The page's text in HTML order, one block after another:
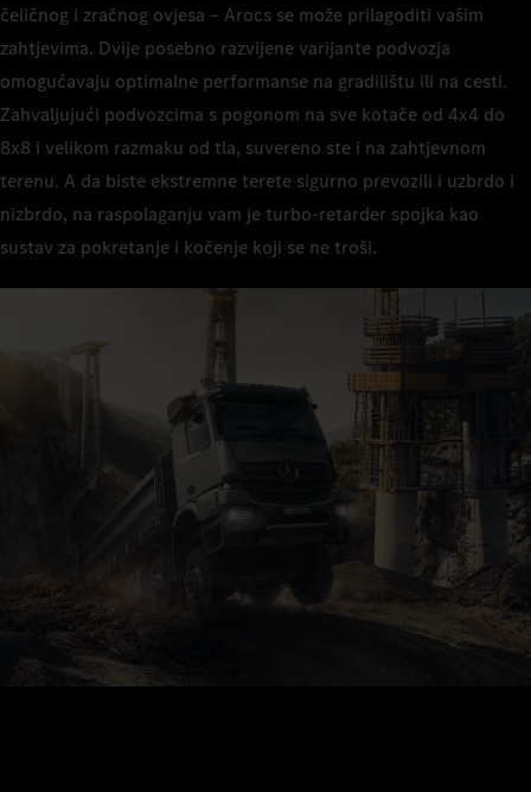
čeličnog i zračnog ovjesa – Arocs se može prilagoditi vašim
zahtjevima. Dvije posebno razvijene varijante podvozja
omogućavaju optimalne performanse na gradilištu ili na cesti.
Zahvaljujući podvozcima s pogonom na sve kotače od 4x4 do
8x8 i velikom razmaku od tla, suvereno ste i na zahtjevnom
terenu. A da biste ekstremne terete sigurno prevozili i uzbrdo i
nizbrdo, na raspolaganju vam je turbo-retarder spojka kao
sustav za pokretanje i kočenje koji se ne troši.